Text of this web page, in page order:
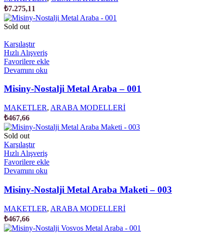
₺7.275,11
Sold out
Karşılaştır
Hızlı Alışveriş
Favorilere ekle
Devamını oku
Misiny-Nostalji Metal Araba – 001
MAKETLER, ARABA MODELLERİ
₺467,66
Sold out
Karşılaştır
Hızlı Alışveriş
Favorilere ekle
Devamını oku
Misiny-Nostalji Metal Araba Maketi – 003
MAKETLER, ARABA MODELLERİ
₺467,66